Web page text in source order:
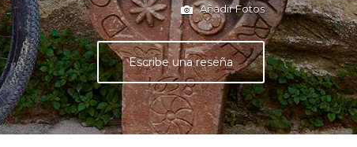
Añadir Fotos
Escribe una reseña